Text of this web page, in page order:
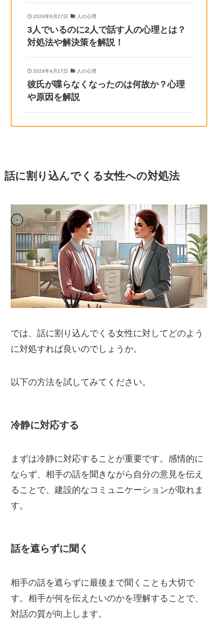
2024年6月27日 人の心理
3人でいるのに2人で話す人の心理とは？
対処法や解決策を解説！
2024年4月17日 人の心理
彼氏が喋らなくなったのは何故か？心理
や原因を解説
話に割り込んでくる女性への対処法
では、話に割り込んでくる女性に対してどのよう
に対処すれば良いのでしょうか。
以下の方法を試してみてください。
冷静に対応する
まずは冷静に対応することが重要です。感情的に
ならず、相手の話を聞きながら自分の意見を伝え
ることで、建設的なコミュニケーションが取れま
す。
話を遮らずに聞く
相手の話を遮らずに最後まで聞くことも大切で
す。相手が何を伝えたいのかを理解することで、
対話の質が向上します。